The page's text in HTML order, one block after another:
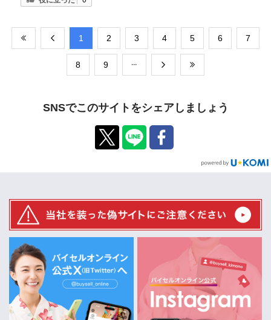
​1 ​2 ​3 ​4 ​5 ​6 ​7
​8 ​9
SNSでこのサイトをシェアしましょう